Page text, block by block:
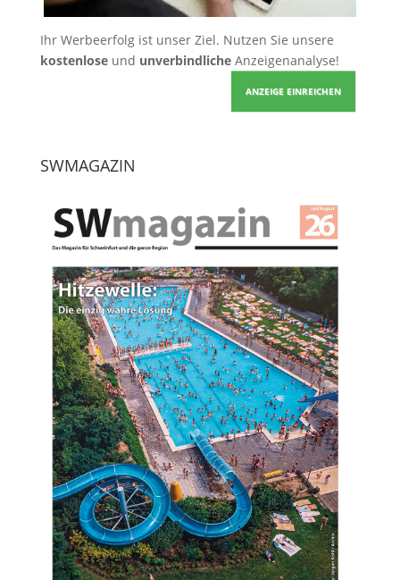
Ihr Werbeerfolg ist unser Ziel. Nutzen Sie unsere
kostenloseund unverbindlicheAnzeigenanalyse!
ANZEIGE EINREICHEN
SWMAGAZIN